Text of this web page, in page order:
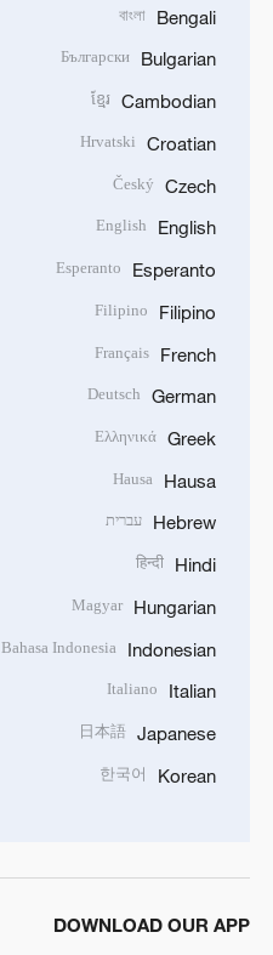
Bengali
বাংলা
Bulgarian
Български
Cambodian
ខ្មែរ
Croatian
Hrvatski
Czech
Český
English
English
Esperanto
Esperanto
Filipino
Filipino
French
Français
German
Deutsch
Greek
Ελληνικά
Hausa
Hausa
Hebrew עברית
Hindi
हिन्दी
Hungarian
Magyar
Indonesian
Bahasa Indonesia
Italian
Italiano
Japanese
日本語
Korean
한국어
DOWNLOAD OUR APP